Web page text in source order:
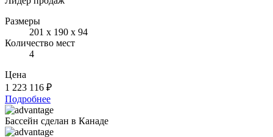
Размеры
201 х 190 х 94
Количество мест
4
Цена
1 223 116 ₽
Подробнее
Бассейн сделан в Канаде